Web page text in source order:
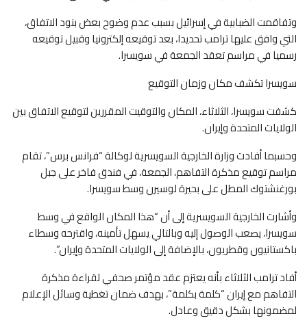
وتفاقمت الضبابية في إسرائيل بسبب عدم وضوح بعض بنود الاتفاق،
التي وافق عليها ترامب تحديدا، بعد توقيعه إلكترونيا وقبيل توقيعه
رسميا في مراسم تعقد الجمعة في سويسرا.
سويسرا تكشف مكان وزمان التوقيع
كشفت سويسرا، الثلاثاء، المكان والتوقيت المقررين لتوقيع الاتفاق بين
الولايات المتحدة وإيران.
وحسبما أفادت وزارة الخارجية السويسرية لوكالة “فرانس برس”، تقام
مراسم توقيع مذكرة التفاهم، الجمعة، في فندق فاخر على جبل
بورغنشتوك المطل على بحيرة لوسيرن وسط سويسرا.
وأشارت الخارجية السويسرية إلى أن “هذا المكان الواقع في وسط
سويسرا، يصعب الوصول إليه وبالتالي يسهل تأمينه، واقترحه وسطاء
باكستانيون وقطريون، بالإضافة إلى الولايات المتحدة وإيران”.
أفاد ترامب الثلاثاء بأنه يعتزم عقد مؤتمر صحفي لقراءة مذكرة
التفاهم مع إيران “كلمة بكلمة”، بهدف ضمان تغطية وسائل الإعلام
لمضمونها بشكل دقيق وعادل.